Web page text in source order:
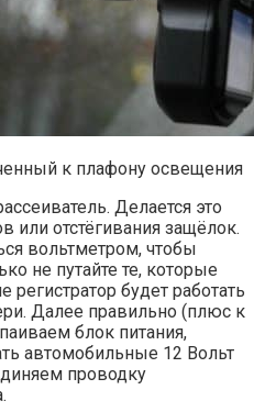
к плафону освещения
Делается это
или отстёгивания защёлок.
вольтметром, чтобы
не путайте те, которые
регистратор будет работать
Далее правильно (плюс к
блок питания,
автомобильные 12 Вольт
проводку